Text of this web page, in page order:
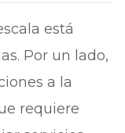
está
Por un lado,
a la
requiere